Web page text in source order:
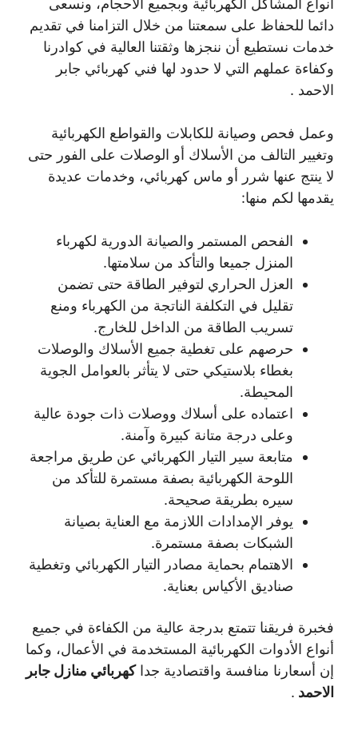
أنواع المشاكل الكهربائية وبجميع الأحجام، ونسعى
دائما للحفاظ على سمعتنا من خلال التزامنا في تقديم
خدمات نستطيع أن ننجزها وثقتنا العالية في كوادرنا
وكفاءة عملهم التي لا حدود لها فني كهربائي جابر
الاحمد .
وعمل فحص وصيانة للكابلات والقواطع الكهربائية
وتغيير التالف من الأسلاك أو الوصلات على الفور حتى
لا ينتج عنها شرر أو ماس كهربائي، وخدمات عديدة
يقدمها لكم منها:
الفحص المستمر والصيانة الدورية لكهرباء
المنزل جميعا والتأكد من سلامتها.
العزل الحراري لتوفير الطاقة حتى تضمن
تقليل في التكلفة الناتجة من الكهرباء ومنع
تسريب الطاقة من الداخل للخارج.
حرصهم على تغطية جميع الأسلاك والوصلات
بغطاء بلاستيكي حتى لا يتأثر بالعوامل الجوية
المحيطة.
اعتماده على أسلاك ووصلات ذات جودة عالية
وعلى درجة متانة كبيرة وآمنة.
متابعة سير التيار الكهربائي عن طريق مراجعة
اللوحة الكهربائية بصفة مستمرة للتأكد من
سيره بطريقة صحيحة.
يوفر الإمدادات اللازمة مع العناية بصيانة
الشبكات بصفة مستمرة.
الاهتمام بحماية مصادر التيار الكهربائي وتغطية
صناديق الأكياس بعناية.
فخبرة فريقنا تتمتع بدرجة عالية من الكفاءة في جميع
أنواع الأدوات الكهربائية المستخدمة في الأعمال، وكما
إن أسعارنا منافسة واقتصادية جداكهربائي منازل جابر
الاحمد .